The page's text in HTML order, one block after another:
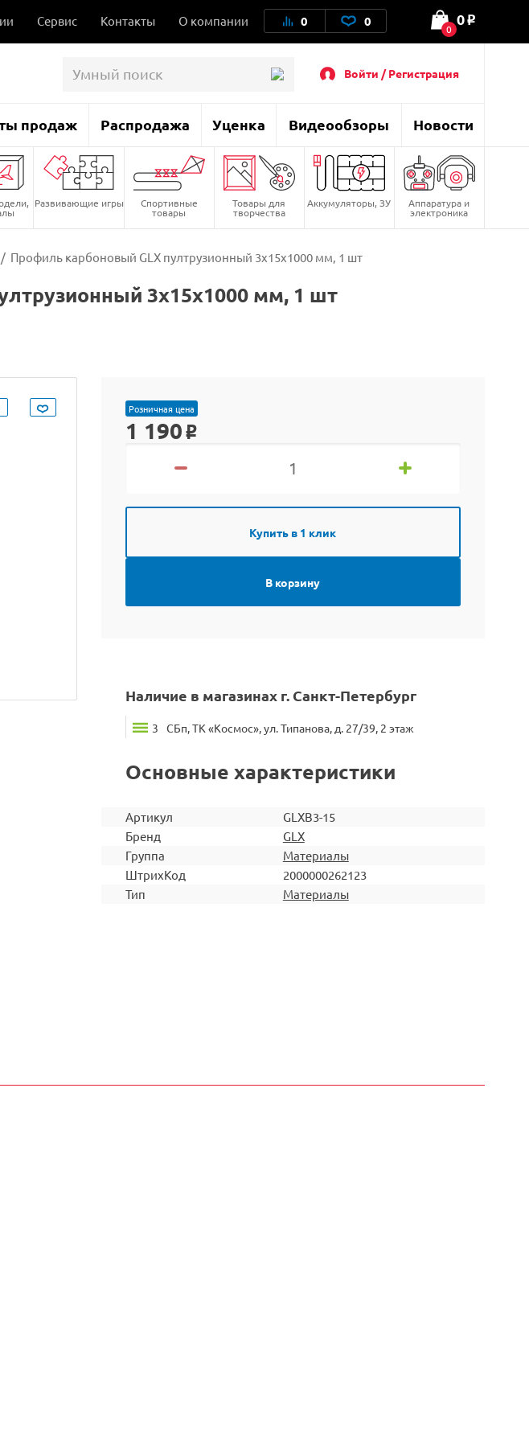
Сервис Контакты О компании 0 0 0
0 o
Войти / Регистрация
продаж Распродажа Уценка Видеообзоры Новости
Развивающие игры Спортивные
товары
Товары для
творчества
Аккумуляторы, ЗУ Аппаратура и
электроника
/ Профиль карбоновый GLX пултрузионный 3х15х1000 мм, 1 шт
3х15х1000 мм, 1 шт
Розничная цена
1 190 o
Купить в 1 клик
В корзину
Наличие в магазинах г. Санкт-Петербург
3 СБп, ТК «Космос», ул. Типанова, д. 27/39, 2 этаж
Основные характеристики
Артикул
GLXB3-15
Бренд
GLX
Группа
Материалы
ШтрихКод
2000000262123
Тип
Материалы